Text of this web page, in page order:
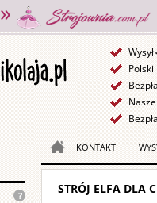
Nasz
KONTAKT
STRÓJ ELFA DLA